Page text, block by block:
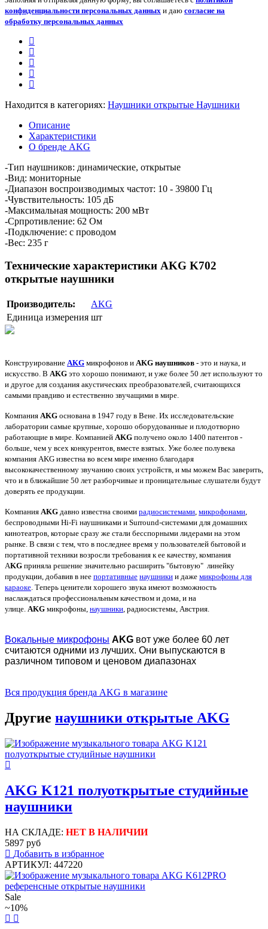
конфиденциальности персональных данных и даю согласие на
обработку персональных данных
Находится в категориях: Наушники открытые Наушники
Описание
Характеристики
О бренде AKG
-Тип наушников: динамические, открытые
-Вид: мониторные
-Диапазон воспроизводимых частот: 10 - 39800 Гц
-Чувствительность: 105 дБ
-Максимальная мощность: 200 мВт
-Српротивление: 62 Ом
-Подключение: с проводом
-Вес: 235 г
Технические характеристики AKG K702
открытые наушники
Производитель:
AKG
Единица измерения шт
Конструирование AKG микрофонов и AKG наушников - это и наука, и
искусство. В AKG это хорошо понимают, и уже более 50 лет используют то
и другое для создания акустических преобразователей, считающихся
самыми правдиво и естественно звучащими в мире.
Компания AKG основана в 1947 году в Вене. Их исследовательские
лаборатории самые крупные, хорошо оборудованные и плодотворно
работающие в мире. Компанией AKG получено около 1400 патентов -
больше, чем у всех конкурентов, вместе взятых. Уже более полувека
компания AKG известна во всем мире именно благодаря
высококачественному звучанию своих устройств, и мы можем Вас заверить,
что и в ближайшие 50 лет разборчивые и проницательные слушатели будут
доверять ее продукции.
Kомпания AKG давно известна своими радиосистемами, микрофонами,
беспроводными Hi-Fi наушниками и Surround-системами для домашних
кинотеатров, которые сразу же стали бесспорными лидерами на этом
рынке. В связи с тем, что в последнее время у пользователей бытовой и
портативной техники возросли требования к ее качеству, компания
AKG приняла решение значительно расширить "бытовую" линейку
продукции, добавив в нее портативные наушники и даже микрофоны для
караоке. Теперь ценители хорошего звука имеют возможность
наслаждаться профессиональным качеством и дома, и на
улице. AKG микрофоны, наушники, радиосистемы, Австрия.
Вокальные микрофоны AKG вот уже более 60 лет
считаются одними из лучших. Они выпускаются в
различном типовом и ценовом диапазонах
Вся продукция бренда AKG в магазине
Другие наушники открытые AKG
AKG K121 полуоткрытые студийные
наушники
НА СКЛАДЕ: НЕТ В НАЛИЧИИ
5897 руб
Добавить в избранное
АРТИКУЛ: 447220
Sale
~10%